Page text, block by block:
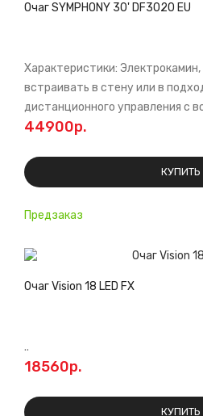
Предзаказ
Очаг SYMPHONY 30' DF3020 EU
Характеристики:
встраивать в стену или в
дистанционного управления c
44900р.
КУПИТЬ
Очаг Vision 18 LED FX
..
18560р.
КУПИТЬ